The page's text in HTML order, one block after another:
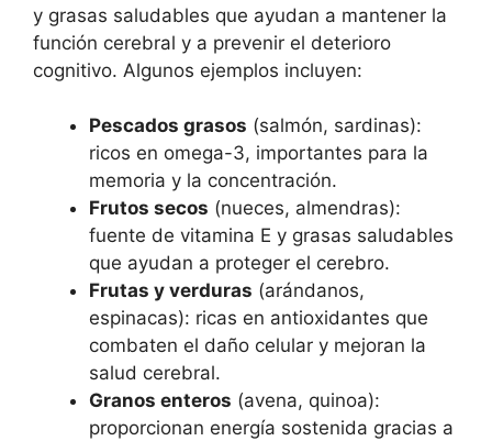
y grasas saludables que ayudan a mantener la
función cerebral y a prevenir el deterioro
cognitivo. Algunos ejemplos incluyen:
Pescados grasos (salmón, sardinas):
ricos en omega-3, importantes para la
memoria y la concentración.
Frutos secos (nueces, almendras):
fuente de vitamina E y grasas saludables
que ayudan a proteger el cerebro.
Frutas y verduras (arándanos,
espinacas): ricas en antioxidantes que
combaten el daño celular y mejoran la
salud cerebral.
Granos enteros (avena, quinoa):
proporcionan energía sostenida gracias a